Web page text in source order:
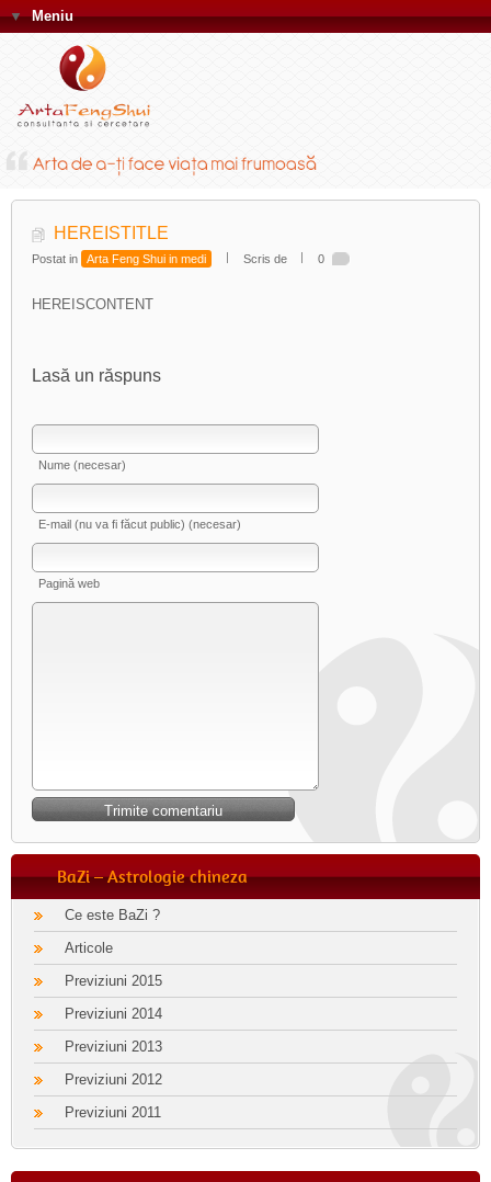
▼Meniu
HEREISTITLE
Postat in Arta Feng Shui in medi Scris de 0
HEREISCONTENT
Lasă un răspuns
Nume (necesar)
E-mail (nu va fi făcut public) (necesar)
Pagină web
BaZi – Astrologie chineza
Ce este BaZi ?
Articole
Previziuni 2015
Previziuni 2014
Previziuni 2013
Previziuni 2012
Previziuni 2011